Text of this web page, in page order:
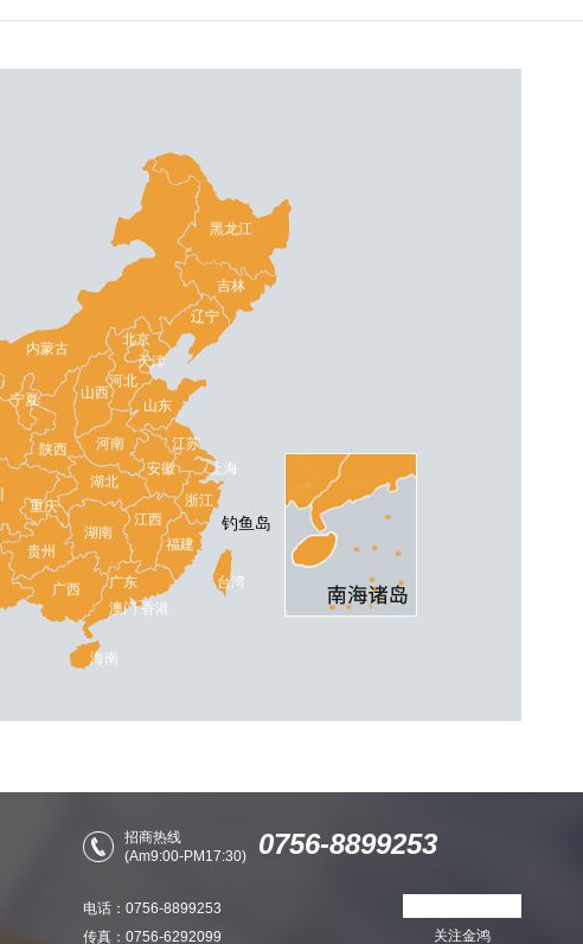
内蒙古
宁夏
陕西
山西
河北
重庆
贵州
广西
湖南
湖北
河南
山东
安徽
江苏
浙江
江西
福建
广东 台湾
海南
香港
澳门
上海
北京
天津
辽宁
吉林
黑龙江
钓鱼岛
招商热线
(Am9:00-PM17:30)
0756-8899253
电话：0756-8899253
传真：0756-6292099
关注金鸿